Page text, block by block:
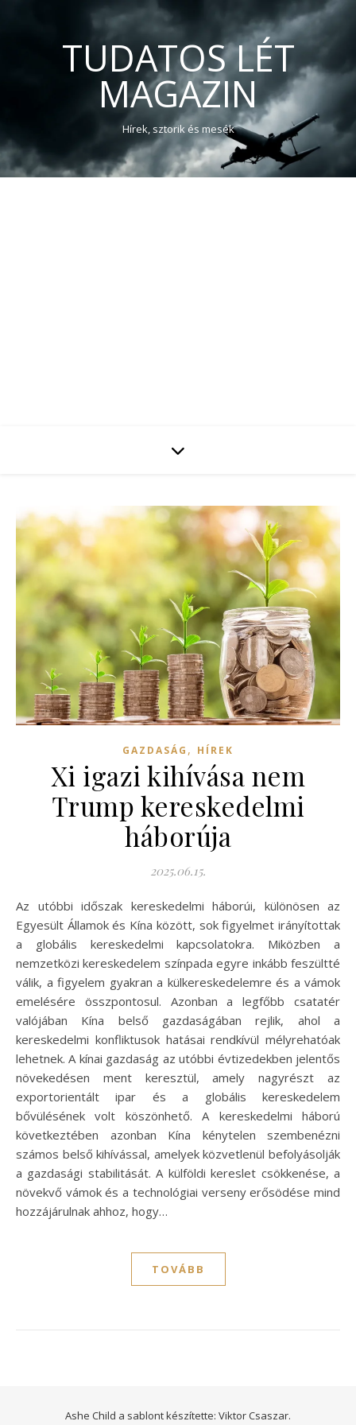
TUDATOS LÉT
MAGAZIN
Hírek, sztorik és mesék
GAZDASÁG , HÍREK
Xi igazi kihívása nem
Trump kereskedelmi
háborúja
2025.06.15.
Az utóbbi időszak kereskedelmi háborúi, különösen az
Egyesült Államok és Kína között, sok figyelmet irányítottak
a globális kereskedelmi kapcsolatokra. Miközben a
nemzetközi kereskedelem színpada egyre inkább feszültté
válik, a figyelem gyakran a külkereskedelemre és a vámok
emelésére összpontosul. Azonban a legfőbb csatatér
valójában Kína belső gazdaságában rejlik, ahol a
kereskedelmi konfliktusok hatásai rendkívül mélyrehatóak
lehetnek. A kínai gazdaság az utóbbi évtizedekben jelentős
növekedésen ment keresztül, amely nagyrészt az
exportorientált ipar és a globális kereskedelem
bővülésének volt köszönhető. A kereskedelmi háború
következtében azonban Kína kénytelen szembenézni
számos belső kihívással, amelyek közvetlenül befolyásolják
a gazdasági stabilitását. A külföldi kereslet csökkenése, a
növekvő vámok és a technológiai verseny erősödése mind
hozzájárulnak ahhoz, hogy…
TOVÁBB
Ashe Child a sablont készítette: Viktor Csaszar.